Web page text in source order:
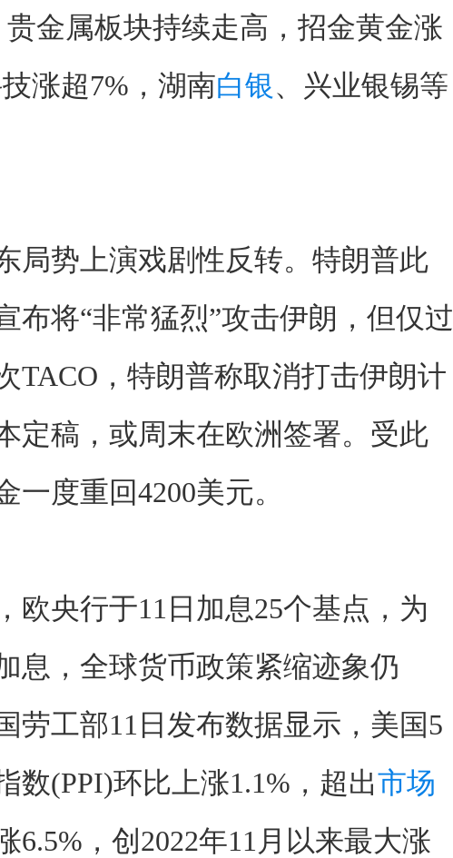
贵金属板块持续走高，招金黄金涨
涨超7%，湖南白银、兴业银锡等
局势上演戏剧性反转。特朗普此
布将“非常猛烈”攻击伊朗，但仅过
TACO，特朗普称取消打击伊朗计
定稿，或周末在欧洲签署。受此
一度重回4200美元。
欧央行于11日加息25个基点，为
息，全球货币政策紧缩迹象仍
劳工部11日发布数据显示，美国5
数(PPI)环比上涨1.1%，超出市场
6.5%，创2022年11月以来最大涨